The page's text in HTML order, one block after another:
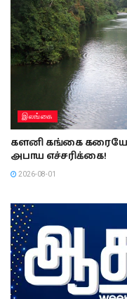
இலங்கை
களனி கங்கை
அபாய எச்சரிக்கை!
2026-08-01